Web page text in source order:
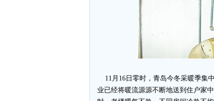
11月16日零时，青岛今冬采暖季集
业已经将暖流源源不断地送到住户家